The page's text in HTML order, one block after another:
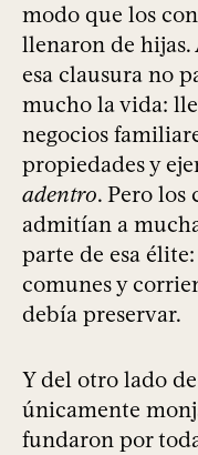
modo que los
llenaron de hijas.
esa clausura no
mucho la vida:
negocios
propiedades y
adentro. Pero los
admitían a
parte de esa
comunes y
debía preservar.
Y del otro lado
únicamente
fundaron por